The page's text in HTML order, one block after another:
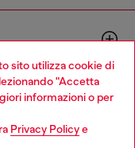
sito utilizza cookie di
"Accetta
informazioni o per
Privacy Policye
it seems you may